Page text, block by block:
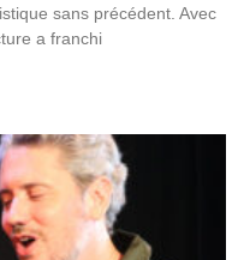
sans précédent. Avec
a franchi